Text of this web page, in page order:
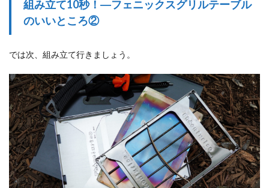
組み立て10秒！―フェニックスグリルテーブル
のいいところ②
では次、組み立て行きましょう。